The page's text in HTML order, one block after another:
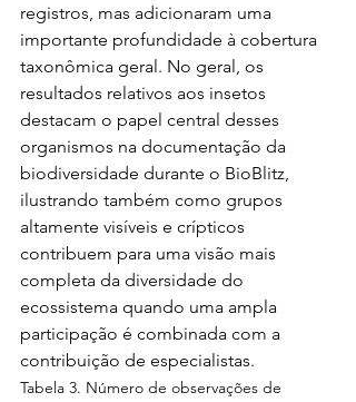
registros, mas adicionaram uma
importante profundidade à cobertura
taxonômica geral. No geral, os
resultados relativos aos insetos
destacam o papel central desses
organismos na documentação da
biodiversidade durante o BioBlitz,
ilustrando também como grupos
altamente visíveis e crípticos
contribuem para uma visão mais
completa da diversidade do
ecossistema quando uma ampla
participação é combinada com a
contribuição de especialistas.
Tabela 3. Número de observações de